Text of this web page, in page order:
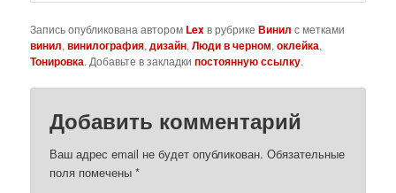
Запись опубликована автором Lexв рубрикеВинил с метками
винил,винилография,дизайн,Люди в черном,оклейка,
Тонировка. Добавьте в закладкипостоянную ссылку.
Добавить комментарий
Ваш адрес email не будет опубликован. Обязательные
поля помечены*